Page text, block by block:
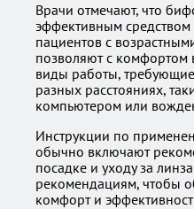
Врачи отмечают, что
эффективным
пациентов с
позволяют с комфортом
виды работы,
разных расстояниях,
компьютером или
Инструкции по
обычно включают
посадке и уходу за
рекомендациям, чтобы
комфорт и